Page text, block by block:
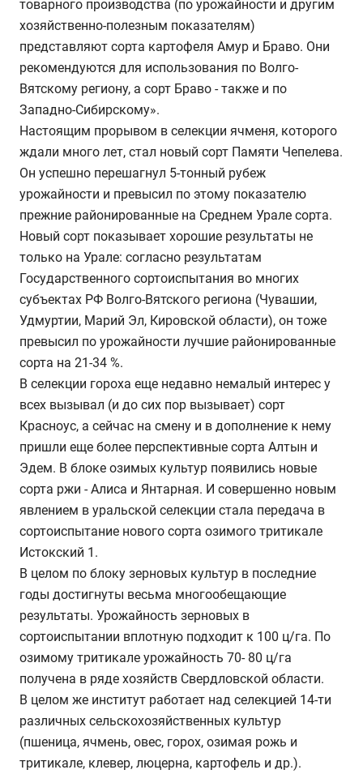
товарного производства (по урожайности и другим
хозяйственно-полезным показателям)
представляют сорта картофеля Амур и Браво. Они
рекомендуются для использования по Волго-
Вятскому региону, а сорт Браво - также и по
Западно-Сибирскому».
Настоящим прорывом в селекции ячменя, которого
ждали много лет, стал новый сорт Памяти Чепелева.
Он успешно перешагнул 5-тонный рубеж
урожайности и превысил по этому показателю
прежние районированные на Среднем Урале сорта.
Новый сорт показывает хорошие результаты не
только на Урале: согласно результатам
Государственного сортоиспытания во многих
субъектах РФ Волго-Вятского региона (Чувашии,
Удмуртии, Марий Эл, Кировской области), он тоже
превысил по урожайности лучшие районированные
сорта на 21-34 %.
В селекции гороха еще недавно немалый интерес у
всех вызывал (и до сих пор вызывает) сорт
Красноус, а сейчас на смену и в дополнение к нему
пришли еще более перспективные сорта Алтын и
Эдем. В блоке озимых культур появились новые
сорта ржи - Алиса и Янтарная. И совершенно новым
явлением в уральской селекции стала передача в
сортоиспытание нового сорта озимого тритикале
Истокский 1.
В целом по блоку зерновых культур в последние
годы достигнуты весьма многообещающие
результаты. Урожайность зерновых в
сортоиспытании вплотную подходит к 100 ц/га. По
озимому тритикале урожайность 70- 80 ц/га
получена в ряде хозяйств Свердловской области.
В целом же институт работает над селекцией 14-ти
различных сельскохозяйственных культур
(пшеница, ячмень, овес, горох, озимая рожь и
тритикале, клевер, люцерна, картофель и др.).